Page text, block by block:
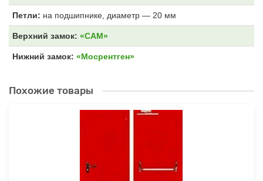
Петли: на подшипнике, диаметр — 20 мм
Верхний замок: «САМ»
Нижний замок: «Мосрентген»
Похожие товары